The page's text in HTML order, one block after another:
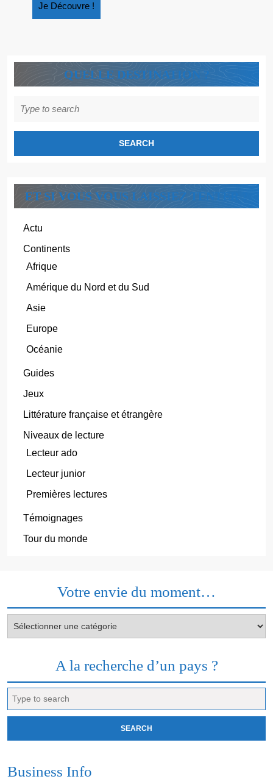
Je Découvre !
Découvre
QUELLE DESTINATION ?
for:
ET SI VOUS VOUS LAISSIEZ TENTER ?
Actu
Continents
Afrique
Amérique du Nord et du Sud
Asie
Europe
Océanie
Guides
Jeux
Littérature française et étrangère
Niveaux de lecture
Lecteur ado
Lecteur junior
Premières lectures
Témoignages
Tour du monde
Votre envie du moment…
envie
A la recherche d’un pays ?
for:
Business Info